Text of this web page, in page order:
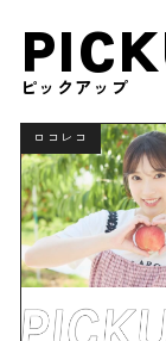
ピックアップ
ロコレコ